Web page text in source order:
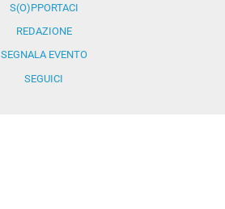
S(O)PPORTACI
REDAZIONE
SEGNALA EVENTO
SEGUICI